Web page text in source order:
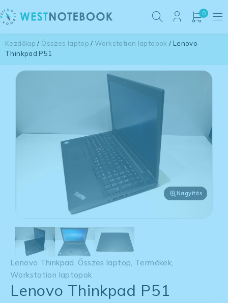
0
Kezdőlap / Összes laptop /Workstation laptopok / Lenovo
Thinkpad P51
Nagyítás
Lenovo Thinkpad Összes laptop Termékek
Workstation laptopok
Lenovo Thinkpad P51